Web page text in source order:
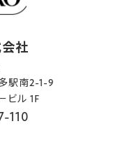
社
駅南2-1-9
ビル 1F
110